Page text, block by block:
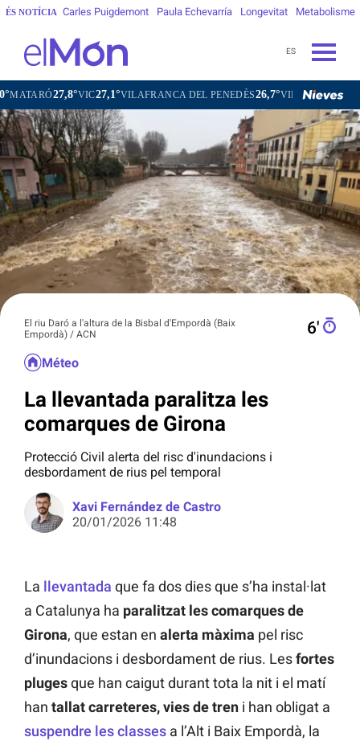
ÉS NOTÍCIA Carles Puigdemont Paula Echevarría Longevitat Metabolisme
ES
VIC27,1°VILAFRANCA DEL PENEDÈS26,7°VILANOVA I LA GELTRÚ
El riu Daró a l'altura de la Bisbal d'Empordà (Baix
Empordà) / ACN
6′
Méteo
La llevantada paralitza les
comarques de Girona
Protecció Civil alerta del risc d'inundacions i
desbordament de rius pel temporal
Xavi Fernández de Castro
20/01/2026 11:48
La llevantada que fa dos dies que s’ha instal·lat
a Catalunya ha paralitzat les comarques de
Girona, que estan en alerta màxima pel risc
d’inundacions i desbordament de rius. Lesfortes
plugesque han caigut durant tota la nit i el matí
han tallat carreteres, vies de tren i han obligat a
suspendre les classes a l’Alt i Baix Empordà, la